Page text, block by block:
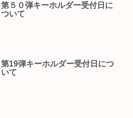
第５０弾キーホルダー受付日に
ついて
第19弾キーホルダー受付日につ
いて